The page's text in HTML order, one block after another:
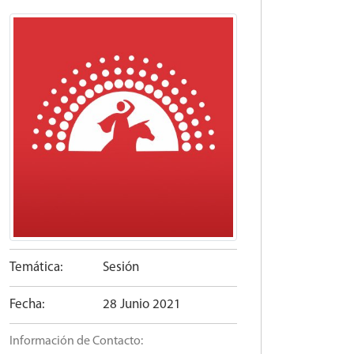
Temática: Sesión
Fecha: 28 Junio 2021
Información de Contacto: